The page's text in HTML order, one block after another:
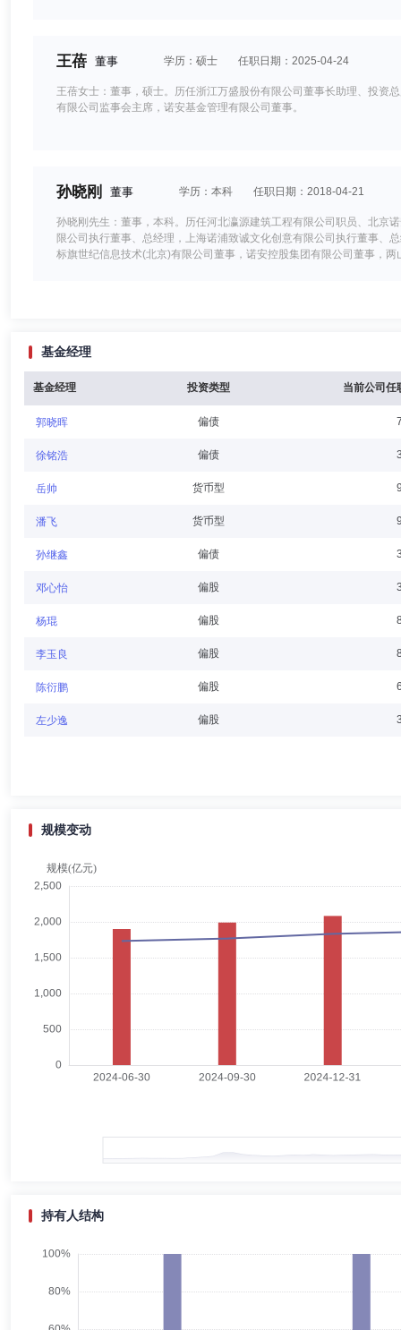
王蓓 董事 学历：硕士 任职日期：2025-04-24
王蓓女士：董事，硕士。历任浙江万盛股份有限公司董事长助理、投资
有限公司监事会主席，诺安基金管理有限公司董事。
孙晓刚 董事 学历：本科 任职日期：2018-04-21
孙晓刚先生：董事，本科。历任河北瀛源建筑工程有限公司职员、北京
限公司执行董事、总经理，上海诺浦致诚文化创意有限公司执行董事、
标旗世纪信息技术(北京)有限公司董事，诺安控股集团有限公司董事，
卫濛濛女士：董事，硕士。历任中国对外经济贸易信托有限公司理财服
理(期间曾兼任证券信托事业部综合部总经理)、财富管理中心总经理(期
理、董事，中启私募基金管理(海南)有限公司董事长，远东宏信有限公
秦文杰 任职日期：2021-
秦文杰先生：副董事长，博士研究生学历。历任中银国际亚洲有限公
李强 学历：博士
李强先生：董事长，博士。自1995年7月加入中化集团，曾先后在中
董事长，中宏人寿保险有限公司副董事长，中国信托业协会会长，诺安
刘翔 董事,总经理（总裁） 任职日期：
钱学宁先生：独立董事，博士。历任联华国际信托投资公司上海首席代
席经济学家论坛学术秘书长，上海北外滩国际金融学会常务理事，上海
德恒律师事务所律师，担任北京仲裁委员会仲裁员、新华社投资评审委
王斌先生：独立董事，学士。历任中石化扬子石化有限公司物资装备
旺技术服务有限公司法定代表人、执行董事兼总经理等。现任明骏南
基金经理
基金经理 投资类型 当前公司任
郭晓晖 偏债
徐铭浩 偏债
岳帅 货币型
潘飞 货币型
孙继鑫 偏债
邓心怡 偏股
杨琨 偏股
李玉良 偏股
陈衍鹏 偏股
左少逸 偏股
规模变动
持有人结构